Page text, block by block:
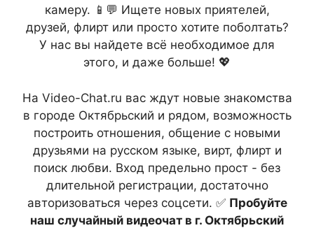
камеру. 📱💬 Ищете новых приятелей,
друзей, флирт или просто хотите поболтать?
У нас вы найдете всё необходимое для
этого, и даже больше! 💖
На Video-Chat.ru вас ждут новые знакомства
в городе Октябрьский и рядом, возможность
построить отношения, общение с новыми
друзьями на русском языке, вирт, флирт и
поиск любви. Вход предельно прост - без
длительной регистрации, достаточно
авторизоваться через соцсети. ✅ Пробуйте
наш случайный видеочат в г. Октябрьский